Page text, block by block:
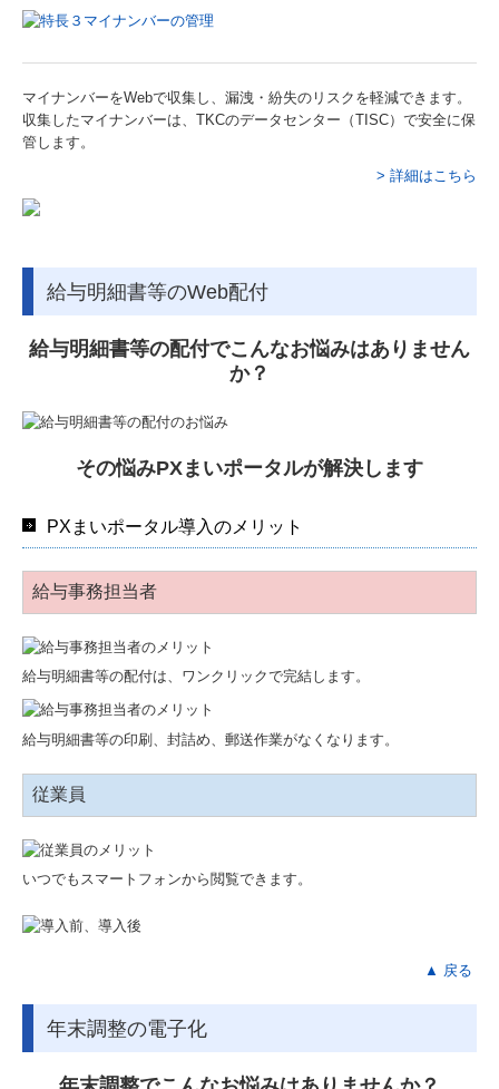
マイナンバーをWebで収集し、漏洩・紛失のリスクを軽減できます。
収集したマイナンバーは、TKCのデータセンター（TISC）で安全に保
管します。
> 詳細はこちら
給与明細書等のWeb配付
給与明細書等の配付でこんなお悩みはありません
か？
その悩みPXまいポータルが解決します
PXまいポータル導入のメリット
給与事務担当者
給与明細書等の配付は、ワンクリックで完結します。
給与明細書等の印刷、封詰め、郵送作業がなくなります。
従業員
いつでもスマートフォンから閲覧できます。
▲ 戻る
年末調整の電子化